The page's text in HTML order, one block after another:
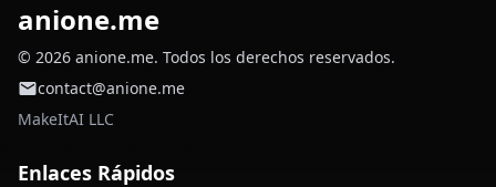
anione.me
© 2026 anione.me. Todos los derechos reservados.
contact@anione.me
MakeItAI LLC
Enlaces Rápidos